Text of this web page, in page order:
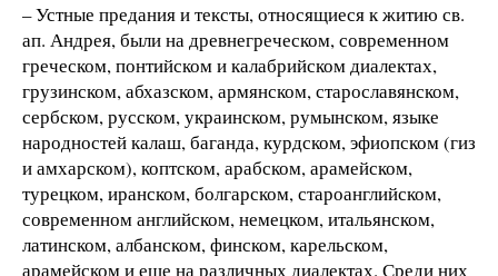
– Устные предания и тексты, относящиеся к житию св.
ап. Андрея, были на древнегреческом, современном
греческом, понтийском и калабрийском диалектах,
грузинском, абхазском, армянском, старославянском,
сербском, русском, украинском, румынском, языке
народностей калаш, баганда, курдском, эфиопском (гиз
и амхарском), коптском, арабском, арамейском,
турецком, иранском, болгарском, староанглийском,
современном английском, немецком, итальянском,
латинском, албанском, финском, карельском,
арамейском и еще на различных диалектах. Среди них